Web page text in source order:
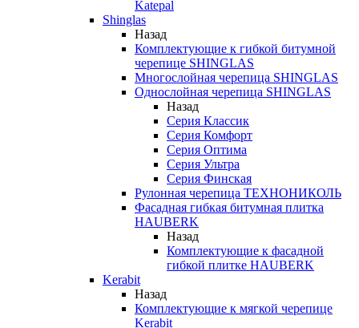
Katepal
Shinglas
Назад
Комплектующие к гибкой битумной
черепице SHINGLAS
Многослойная черепица SHINGLAS
Однослойная черепица SHINGLAS
Назад
Серия Классик
Серия Комфорт
Серия Оптима
Серия Ультра
Серия Финская
Рулонная черепица ТЕХНОНИКОЛЬ
Фасадная гибкая битумная плитка
HAUBERK
Назад
Комплектующие к фасадной
гибкой плитке HAUBERK
Kerabit
Назад
Комплектующие к мягкой черепице
Kerabit